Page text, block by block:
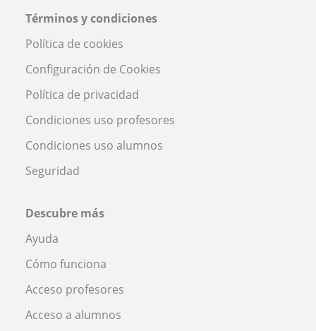
Términos y condiciones
Política de cookies
Configuración de Cookies
Política de privacidad
Condiciones uso profesores
Condiciones uso alumnos
Seguridad
Descubre más
Ayuda
Cómo funciona
Acceso profesores
Acceso a alumnos